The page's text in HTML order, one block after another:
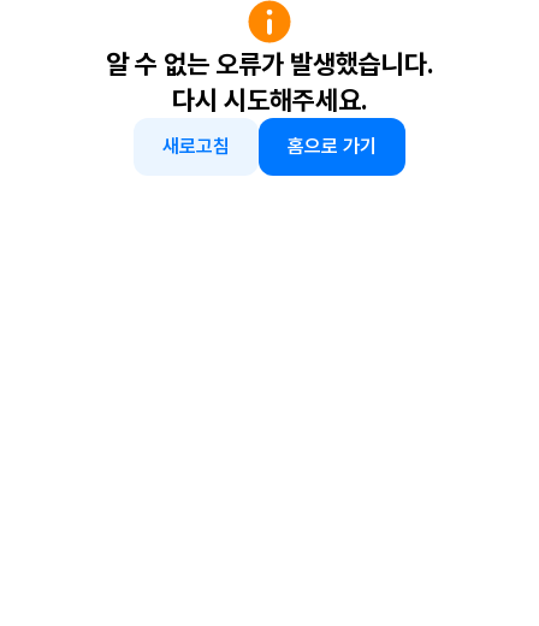
알 수 없는 오류가 발생했습니다.
다시 시도해주세요.
새로고침 홈으로 가기